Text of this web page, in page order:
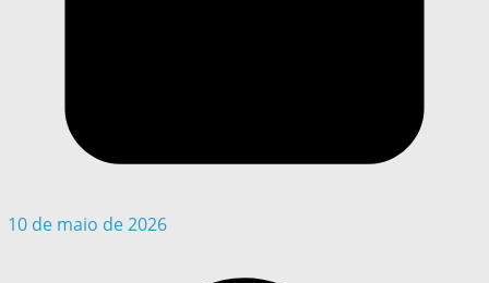
10 de maio de 2026